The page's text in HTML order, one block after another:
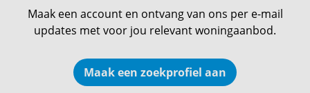
Maak een account en ontvang van ons per e-mail
updates met voor jou relevant woningaanbod.
Maak een zoekprofiel aan